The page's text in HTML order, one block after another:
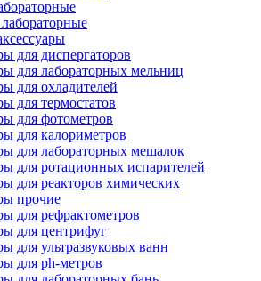
для диспергаторов
для лабораторных мельниц
для охладителей
для термостатов
для фотометров
для калориметров
для лабораторных мешалок
для ротационных испарителей
для реакторов химических
прочие
для рефрактометров
для центрифуг
для ультразвуковых ванн
для ph-метров